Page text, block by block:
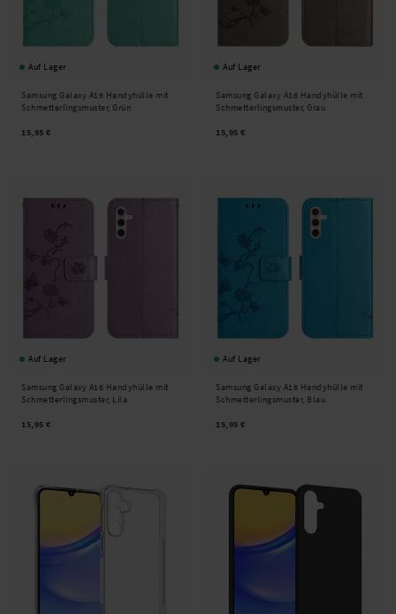
Auf Lager
Samsung Galaxy A16 Handyhülle mit
Schmetterlingsmuster, Grün
15,95 €
Auf Lager
Samsung Galaxy A16 Handyhülle mit
Schmetterlingsmuster, Grau
15,95 €
Auf Lager
Samsung Galaxy A16 Handyhülle mit
Schmetterlingsmuster, Lila
15,95 €
Auf Lager
Samsung Galaxy A16 Handyhülle mit
Schmetterlingsmuster, Blau
15,95 €